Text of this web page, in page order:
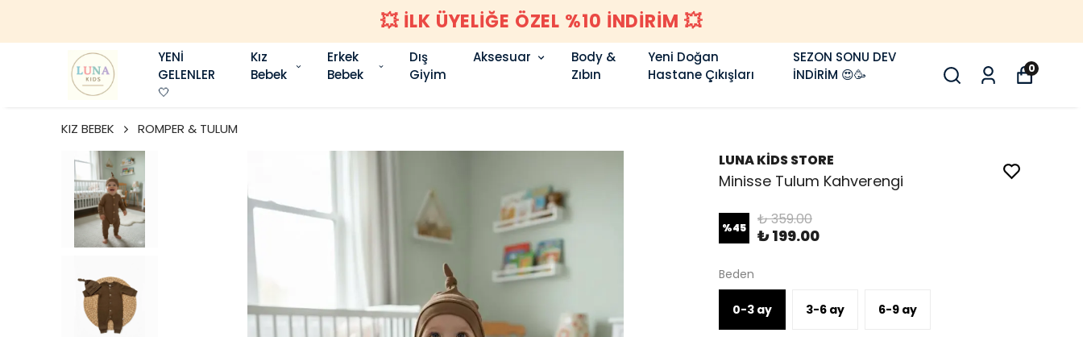
YENİ
GELENLER
🤍
Kız
Bebek
Erkek
Bebek
Dış
Giyim
Aksesuar
Body &
Zıbın
Yeni Doğan
Hastane Çıkışları
SEZON SONU DEV
İNDİRİM 😍🥳
0
KIZ BEBEK ROMPER & TULUM
LUNA KİDS STORE
Minisse Tulum Kahverengi
%45 ₺ 359.00
₺ 199.00
Beden
0-3 ay 3-6 ay 6-9 ay